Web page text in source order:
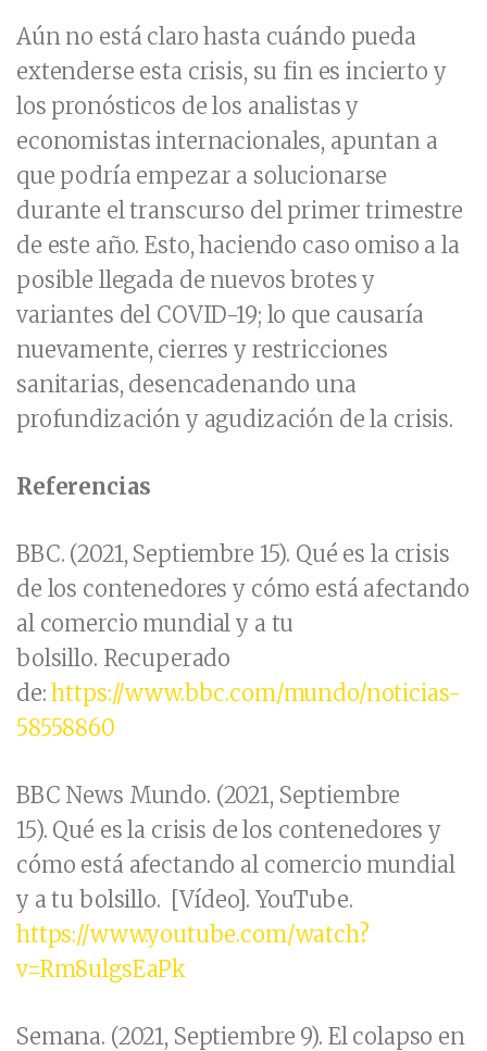
Aún no está claro hasta cuándo pueda
extenderse esta crisis, su fin es incierto y
los pronósticos de los analistas y
economistas internacionales, apuntan a
que podría empezar a solucionarse
durante el transcurso del primer trimestre
de este año. Esto, haciendo caso omiso a la
posible llegada de nuevos brotes y
variantes del COVID-19; lo que causaría
nuevamente, cierres y restricciones
sanitarias, desencadenando una
profundización y agudización de la crisis.
Referencias
BBC. (2021, Septiembre 15). Qué es la crisis
de los contenedores y cómo está afectando
al comercio mundial y a tu
bolsillo. Recuperado
de:https://www.bbc.com/mundo/noticias-
58558860
BBC News Mundo. (2021, Septiembre
15). Qué es la crisis de los contenedores y
cómo está afectando al comercio mundial
y a tu bolsillo. [Vídeo]. YouTube.
https://www.youtube.com/watch?
v=Rm8ulgsEaPk
Semana. (2021, Septiembre 9). El colapso en